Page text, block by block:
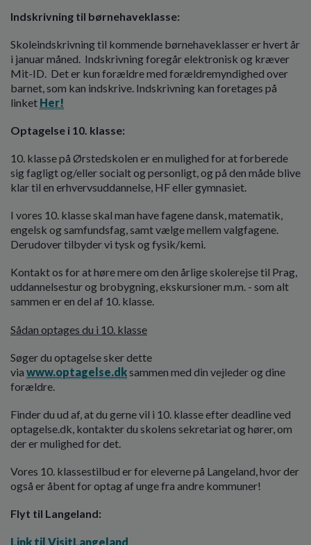
Indskrivning til børnehaveklasse:
Skoleindskrivning til kommende børnehaveklasser er hvert år
i januar måned. Indskrivning foregår elektronisk og kræver
Mit-ID. Det er kun forældre med forældremyndighed over
barnet, som kan indskrive. Indskrivning kan foretages på
linket Her!
Optagelse i 10. klasse:
10. klasse på Ørstedskolen er en mulighed for at forberede
sig fagligt og/eller socialt og personligt, og på den måde blive
klar til en erhvervsuddannelse, HF eller gymnasiet.
I vores 10. klasse skal man have fagene dansk, matematik,
engelsk og samfundsfag, samt vælge mellem valgfagene.
Derudover tilbyder vi tysk og fysik/kemi.
Kontakt os for at høre mere om den årlige skolerejse til Prag,
uddannelsestur og brobygning, ekskursioner m.m. - som alt
sammen er en del af 10. klasse.
Sådan optages du i 10. klasse
Søger du optagelse sker dette
via www.optagelse.dksammen med din vejleder og dine
forældre.
Finder du ud af, at du gerne vil i 10. klasse efter deadline ved
optagelse.dk, kontakter du skolens sekretariat og hører, om
der er mulighed for det.
Vores 10. klassestilbud er for eleverne på Langeland, hvor der
også er åbent for optag af unge fra andre kommuner!
Flyt til Langeland:
Link til VisitLangeland